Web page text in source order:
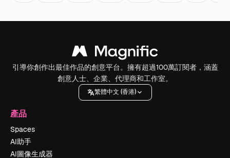
引導你創作出最佳作品的創意平台。擁有超過100萬訂閱者，涵蓋
創意人士、企業、代理商和工作室。
繁體中文 (香港)
產品
Spaces
AI助手
AI圖像生成器